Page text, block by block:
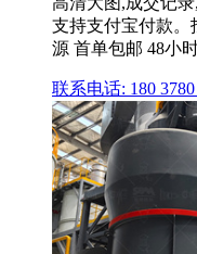
支持支付宝付款。
源 首单包邮 48小
联系电话: 180 3780